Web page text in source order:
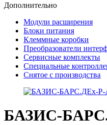
Дополнительно
Модули расширения
Блоки питания
Клеммные коробки
Преобразователи
Сервисные комплекты
Специальные
Снятое с производства
БАЗИС-